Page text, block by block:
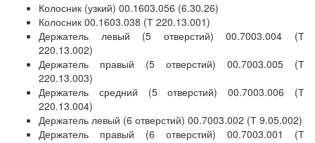
Колосник (узкий) 00.1603.056 (6.30.26)
Колосник 00.1603.038 (Т 220.13.001)
Держатель левый (5 отверстий) 00.7003.004 (Т
220.13.002)
Держатель правый (5 отверстий) 00.7003.005 (Т
220.13.003)
Держатель средний (5 отверстий) 00.7003.006 (Т
220.13.004)
Держатель левый (6 отверстий) 00.7003.002 (Т 9.05.002)
Держатель правый (6 отверстий) 00.7003.001 (Т